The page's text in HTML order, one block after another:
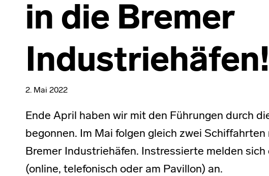
in die Bremer
Industriehäfen!
2. Mai 2022
Ende April haben wir mit den Führungen durch
begonnen. Im Mai folgen gleich zwei
Bremer Industriehäfen. Instressierte melden
(online, telefonisch oder am Pavillon) an.